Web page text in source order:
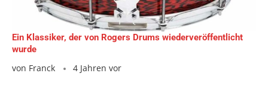
Ein Klassiker, der von Rogers Drums wiederveröffentlicht
wurde
von Franck 4 Jahren vor